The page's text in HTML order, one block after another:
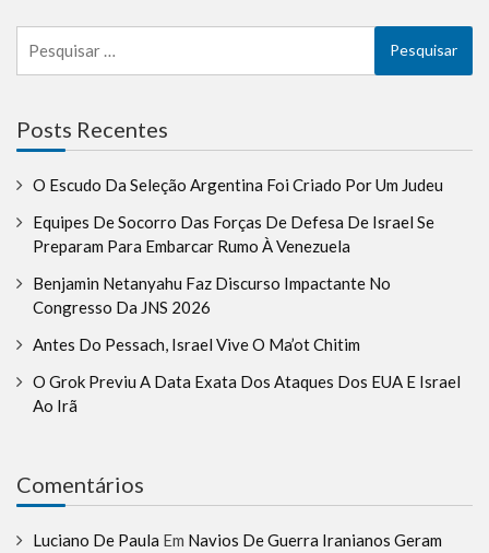
posts
por:
Posts Recentes
O Escudo Da Seleção Argentina Foi Criado Por Um Judeu
Equipes De Socorro Das Forças De Defesa De Israel Se
Preparam Para Embarcar Rumo À Venezuela
Benjamin Netanyahu Faz Discurso Impactante No
Congresso Da JNS 2026
Antes Do Pessach, Israel Vive O Ma’ot Chitim
O Grok Previu A Data Exata Dos Ataques Dos EUA E Israel
Ao Irã
Comentários
Luciano De Paula Em Navios De Guerra Iranianos Geram